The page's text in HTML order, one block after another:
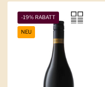
-19% RABATT
NEU